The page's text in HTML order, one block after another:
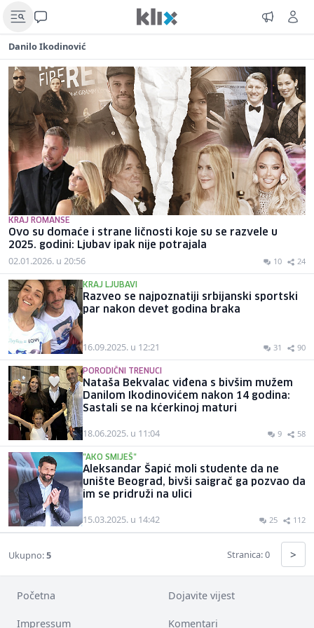
Danilo Ikodinović
KRAJ ROMANSE
Ovo su domaće i strane ličnosti koje su se razvele u
2025. godini: Ljubav ipak nije potrajala
02.01.2026. u 20:56 10 24
KRAJ LJUBAVI
Razveo se najpoznatiji srbijanski sportski
par nakon devet godina braka
16.09.2025. u 12:21 31 90
PORODIČNI TRENUCI
Nataša Bekvalac viđena s bivšim mužem
Danilom Ikodinovićem nakon 14 godina:
Sastali se na kćerkinoj maturi
18.06.2025. u 11:04 9 58
"AKO SMIJEŠ"
Aleksandar Šapić moli studente da ne
unište Beograd, bivši saigrač ga pozvao da
im se pridruži na ulici
15.03.2025. u 14:42 25 112
Ukupno:5 Stranica: 0 >
Početna Dojavite vijest
Impressum Komentari